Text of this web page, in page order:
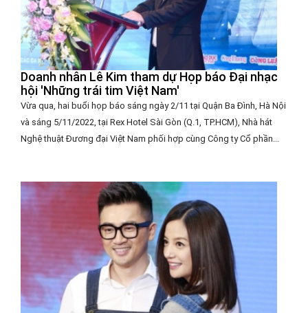
Doanh nhân Lê Kim tham dự Họp báo Đại nhạc
hội 'Những trái tim Việt Nam'
Vừa qua, hai buổi họp báo sáng ngày 2/11 tại Quận Ba Đình, Hà Nội
và sáng 5/11/2022, tại Rex Hotel Sài Gòn (Q.1, TP.HCM), Nhà hát
Nghệ thuật Đương đại Việt Nam phối hợp cùng Công ty Cổ phần...